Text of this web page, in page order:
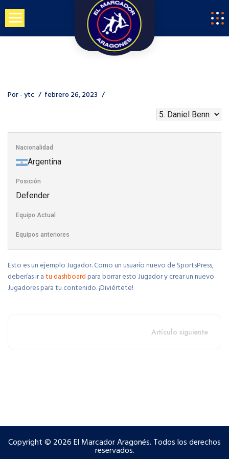
Saltar
contenido
Por -ytc febrero 26, 2023
Nacionalidad
Argentina
Posición
Defender
Equipo Actual
Equipos anteriores
Esto es un ejemplo Jugador. Como un usuario nuevo de SportsPress,
deberías ir atu dashboardpara borrar esto Jugador y crear un nuevo
Jugadores para tu contenido. ¡Diviértete!
Artículo siguiente
Copyright © 2026 El Marcador Aragonés. Todos los derechos
reservados.